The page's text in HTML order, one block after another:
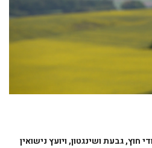
גבעת ושינגטון, ויועץ נישואין